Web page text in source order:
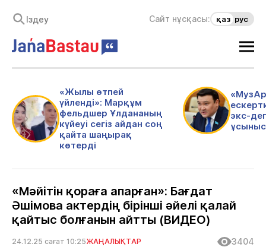
Сайт нұсқасы: қаз рус
«Жылы өтпей
үйленді»: Марқұм
фельдшер Ұлдананың
күйеуі сегіз айдан соң
қайта шаңырақ
көтерді
экс-
«Мәйітін қораға апарған»: Бағдат
Әшімова актердің бірінші әйелі қалай
қайтыс болғанын айтты (ВИДЕО)
24.12.25 сағат 10:25ЖАҢАЛЫҚТАР 3404